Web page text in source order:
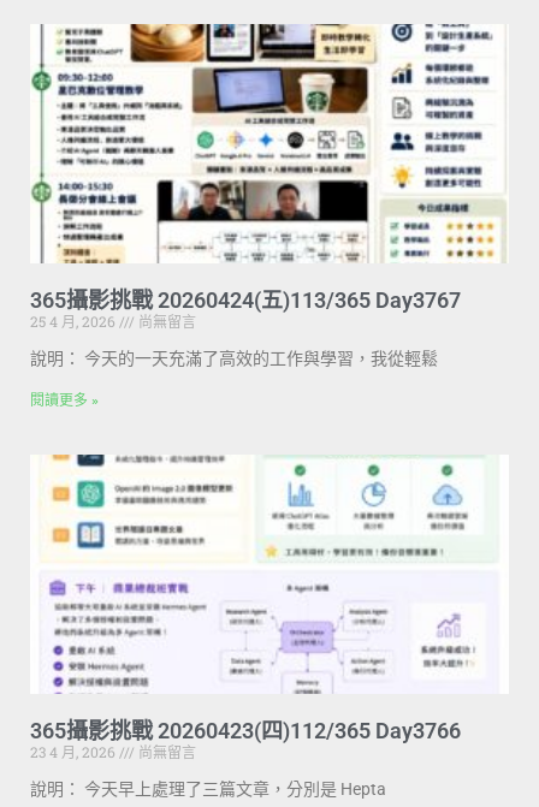
365攝影挑戰 20260424(五)113/365 Day3767
25 4 月, 2026
尚無留言
說明： 今天的一天充滿了高效的工作與學習，我從輕鬆
閱讀更多 »
365攝影挑戰 20260423(四)112/365 Day3766
23 4 月, 2026
尚無留言
說明： 今天早上處理了三篇文章，分別是 Hepta